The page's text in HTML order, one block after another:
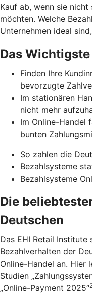
Kauf ab, wenn sie
möchten. Welche
Unternehmen ideal
Das
Finden Ihre
bevorzugte
Im stationären
nicht mehr
Im Online-Handel
bunten
So zahlen die
Bezahlsysteme
Bezahlsysteme
Die
Deutschen
Das EHI Retail
Bezahlverhalten der
Online-Handel an. Hier
Studien
„Online-Payment 2025“